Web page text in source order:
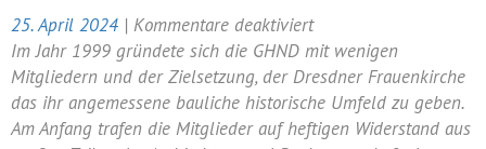
25. April 2024 | Kommentare deaktiviertfür
Pressemitteilung:
25
Jahre
Gesellschaft
Im Jahr 1999 gründete sich die GHND mit wenigen
Mitgliedern und der Zielsetzung, der Dresdner Frauenkirche
das ihr angemessene bauliche historische Umfeld zu geben.
Am Anfang trafen die Mitglieder auf heftigen Widerstand aus